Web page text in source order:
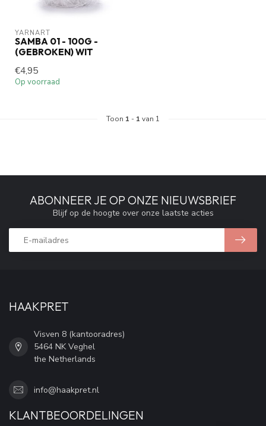
YARNART
SAMBA 01 - 100G -
(GEBROKEN) WIT
€4,95
Op voorraad
Toon 1 - 1 van 1
ABONNEER JE OP ONZE NIEUWSBRIEF
Blijf op de hoogte over onze laatste acties
HAAKPRET
Visven 8 (kantooradres)
5464 NK Veghel
the Netherlands
info@haakpret.nl
KLANTBEOORDELINGEN